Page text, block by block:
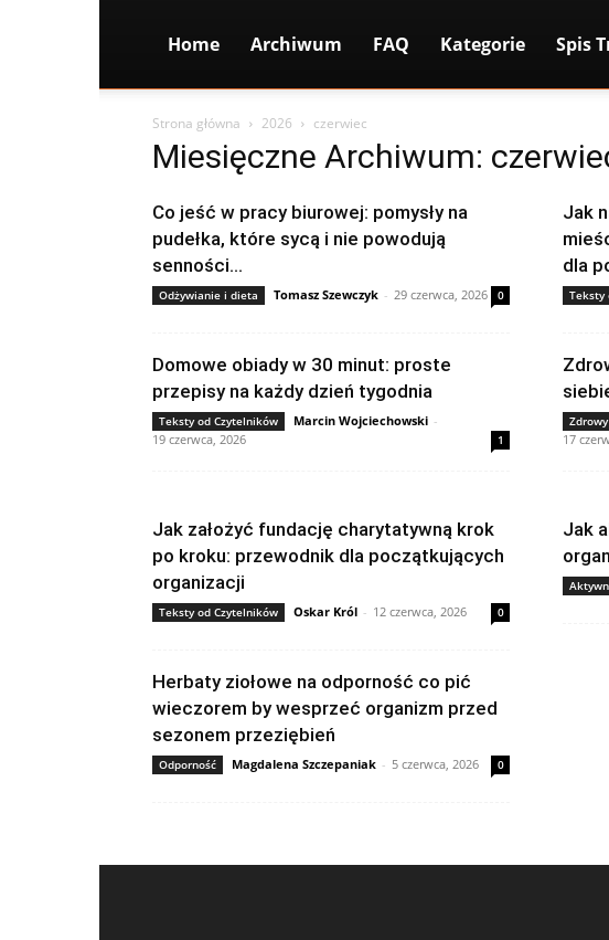
Home Archiwum FAQ Kategorie Spis
Strona główna 2026 czerwiec
Miesięczne Archiwum:
Co jeść w pracy biurowej: pomysły na
pudełka, które sycą i nie powodują
senności...
Odżywianie i dieta Tomasz Szewczyk - 29 czerwca, 2026 0
Jak
dla
Teksty
Domowe obiady w 30 minut: proste
przepisy na każdy dzień tygodnia
Teksty od Czytelników Marcin Wojciechowski -
19 czerwca, 2026
1
17
Jak założyć fundację charytatywną krok
po kroku: przewodnik dla początkujących
organizacji
Teksty od Czytelników Oskar Król - 12 czerwca, 2026 0
Jak
Herbaty ziołowe na odporność co pić
wieczorem by wesprzeć organizm przed
sezonem przeziębień
Odporność Magdalena Szczepaniak - 5 czerwca, 2026 0